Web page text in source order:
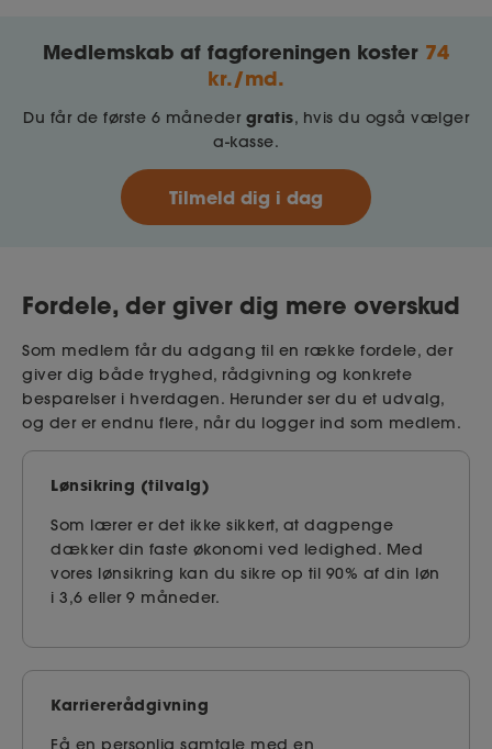
Medlemskab af fagforeningen koster 74
kr./md.
Du får de første 6 måneder gratis, hvis du også vælger
a-kasse.
Tilmeld dig i dag
Fordele, der giver dig mere overskud
Som medlem får du adgang til en række fordele, der
giver dig både tryghed, rådgivning og konkrete
besparelser i hverdagen. Herunder ser du et udvalg,
og der er endnu flere, når du logger ind som medlem.
Lønsikring (tilvalg)
Som lærer er det ikke sikkert, at dagpenge
dækker din faste økonomi ved ledighed. Med
vores lønsikring kan du sikre op til 90% af din løn
i 3,6 eller 9 måneder.
Karriererådgivning
Få en personlig samtale med en